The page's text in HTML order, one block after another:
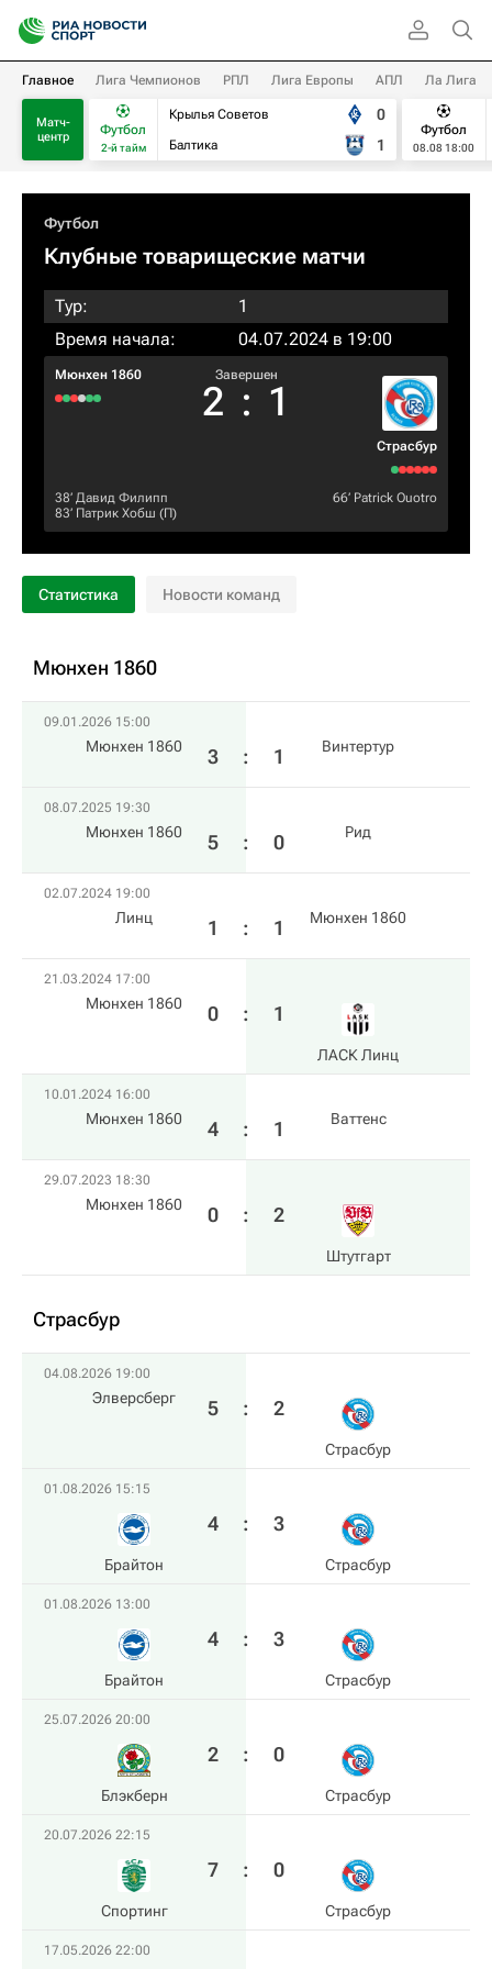
Главное Лига Чемпионов РПЛ Лига Европы АПЛ Ла Лига
Матч-
центр
Футбол
2-й тайм
Крылья Советов
Балтика
0
1
Футбол
08.08 18:00
Футбол
Клубные товарищеские матчи
Тур:
1
Время начала:
04.07.2024 в 19:00
Мюнхен 1860 Завершен
2 : 1
Страсбур
38‎’‎ Давид Филипп
83‎’‎ Патрик Хобш (П)
66‎’‎ Patrick Ouotro
Статистика Новости команд
Мюнхен 1860
09.01.2026 15:00
Мюнхен 1860 3 : 1 Винтертур
08.07.2025 19:30
Мюнхен 1860 5 : 0 Рид
02.07.2024 19:00
Линц 1 : 1 Мюнхен 1860
21.03.2024 17:00
Мюнхен 1860 0 : 1
ЛАСК Линц
10.01.2024 16:00
Мюнхен 1860 4 : 1 Ваттенс
29.07.2023 18:30
Мюнхен 1860 0 : 2
Штутгарт
Страсбур
04.08.2026 19:00
Элверсберг 5 : 2
Страсбур
01.08.2026 15:15
Брайтон
4 : 3
Страсбур
01.08.2026 13:00
Брайтон
4 : 3
Страсбур
25.07.2026 20:00
Блэкберн
2 : 0
Страсбур
20.07.2026 22:15
Спортинг
7 : 0
Страсбур
17.05.2026 22:00